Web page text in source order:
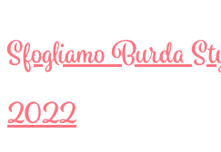
Sfogliamo Burda
2022